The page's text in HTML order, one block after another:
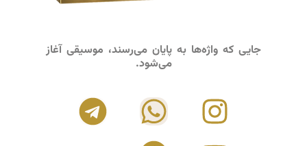
جایی که واژه‌ها به پایان می‌رسند، موسیقی آغاز
می‌شود.